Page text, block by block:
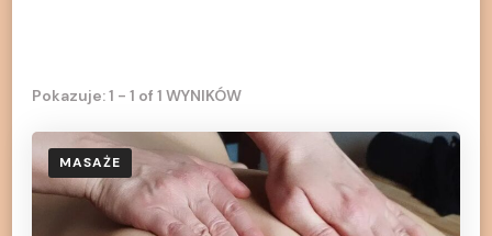
Pokazuje: 1 - 1 of 1 WYNIKÓW
MASAŻE